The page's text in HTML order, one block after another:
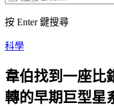
按 Enter 鍵搜尋
科學
韋伯找到一座比
轉的早期巨型星